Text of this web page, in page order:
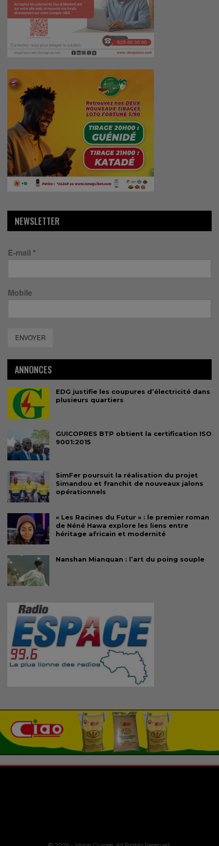
NEWSLETTER
E-mail *
Mobile
ENVOYER
ANNONCES
EDG justifie les coupures d’électricité dans
plusieurs quartiers
GUICOPRES BTP obtient la certification ISO
9001:2015
SimFer poursuit la réalisation du projet
Simandou et franchit de nouveaux jalons
opérationnels
« Les Racines du Futur » : le premier roman
de Néné Hawa explore les liens entre
héritage africain et modernité
Nanshan Mianquan : l’art du poing souple